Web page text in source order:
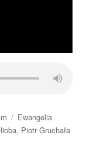
Kategorie
Ewangelia
, Piotr Gruchała